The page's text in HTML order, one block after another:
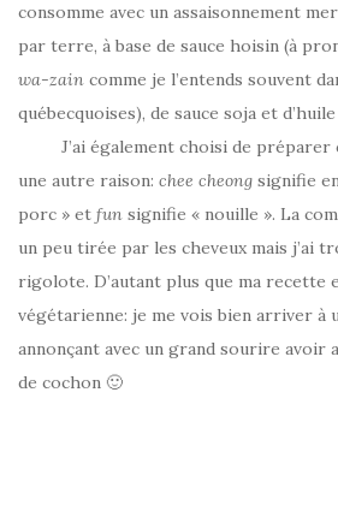
consomme avec un assaisonnement
par terre, à base de sauce hoisin (à
wa-zain comme je l’entends souvent
québecquoises), de sauce soja et
J’ai également choisi de préparer
une autre raison: chee cheong signifie
porc » et fun signifie « nouille ». La
un peu tirée par les cheveux mais j’ai
rigolote. D’autant plus que ma recette
végétarienne: je me vois bien arriver à
annonçant avec un grand sourire avoir
de cochon 🙂